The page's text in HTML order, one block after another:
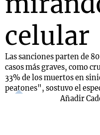
celular
Las sanciones parten de
casos más graves, como
33% de los muertos en
peatones", sostuvo el
Añadir